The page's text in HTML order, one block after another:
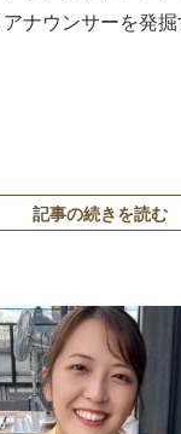
ナウンサーを発
記事の続きを読む